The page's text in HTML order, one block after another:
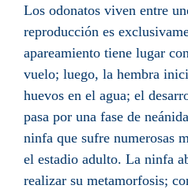
Los odonatos viven entre
reproducción es
apareamiento tiene lugar
vuelo; luego, la hembra
huevos en el agua; el
pasa por una fase de
ninfa que sufre numerosas
el estadio adulto. La ninfa
realizar su metamorfosis;